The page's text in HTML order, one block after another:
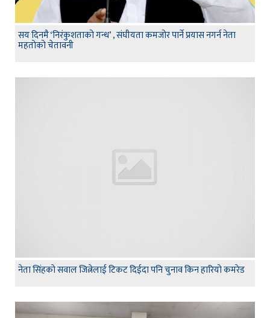
सय दिनमै ‘निरंकुशताको गन्ध’ , संघीयता कमजोर पार्ने प्रयास नगर्न नेता
महतोको चेतावनी
नेता सिंहकाे सवाल जित्नेलाई टिकट दिईदा पनि चुनाव किन हारियाे कमरेड